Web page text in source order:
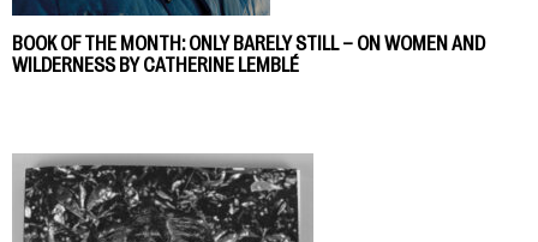
BOOK OF THE MONTH: ONLY BARELY STILL – ON WOMEN AND
WILDERNESS BY CATHERINE LEMBLÉ